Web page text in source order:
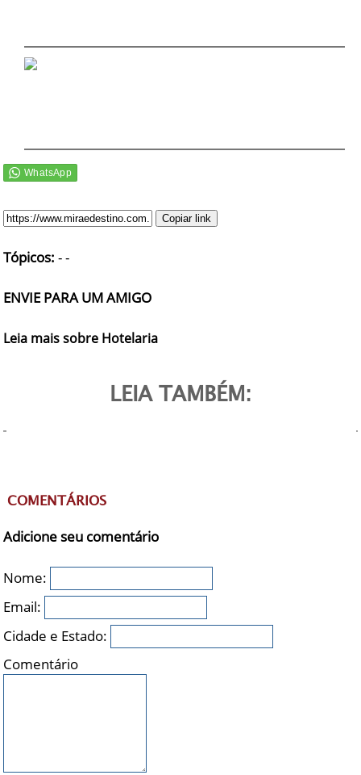
Copiar link
Tópicos: --
ENVIE PARA UM AMIGO
Leia mais sobre Hotelaria
LEIA TAMBÉM:
COMENTÁRIOS
Adicione seu comentário
Nome:
Email:
Cidade e Estado:
Comentário